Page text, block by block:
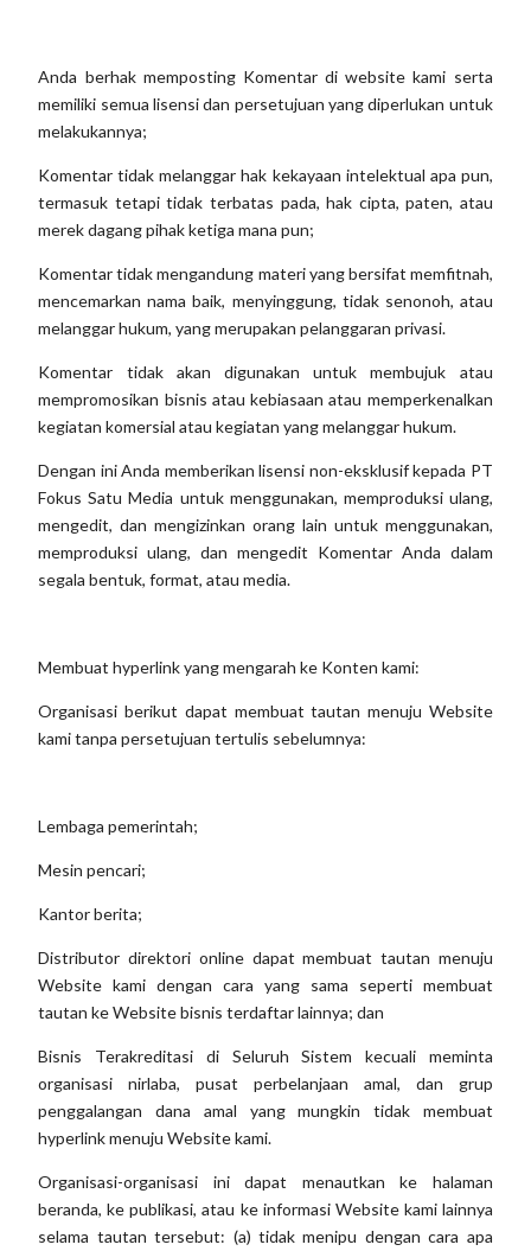
Anda berhak memposting Komentar di website kami serta
memiliki semua lisensi dan persetujuan yang diperlukan untuk
melakukannya;
Komentar tidak melanggar hak kekayaan intelektual apa pun,
termasuk tetapi tidak terbatas pada, hak cipta, paten, atau
merek dagang pihak ketiga mana pun;
Komentar tidak mengandung materi yang bersifat memfitnah,
mencemarkan nama baik, menyinggung, tidak senonoh, atau
melanggar hukum, yang merupakan pelanggaran privasi.
Komentar tidak akan digunakan untuk membujuk atau
mempromosikan bisnis atau kebiasaan atau memperkenalkan
kegiatan komersial atau kegiatan yang melanggar hukum.
Dengan ini Anda memberikan lisensi non-eksklusif kepada PT
Fokus Satu Media untuk menggunakan, memproduksi ulang,
mengedit, dan mengizinkan orang lain untuk menggunakan,
memproduksi ulang, dan mengedit Komentar Anda dalam
segala bentuk, format, atau media.
Membuat hyperlink yang mengarah ke Konten kami:
Organisasi berikut dapat membuat tautan menuju Website
kami tanpa persetujuan tertulis sebelumnya:
Lembaga pemerintah;
Mesin pencari;
Kantor berita;
Distributor direktori online dapat membuat tautan menuju
Website kami dengan cara yang sama seperti membuat
tautan ke Website bisnis terdaftar lainnya; dan
Bisnis Terakreditasi di Seluruh Sistem kecuali meminta
organisasi nirlaba, pusat perbelanjaan amal, dan grup
penggalangan dana amal yang mungkin tidak membuat
hyperlink menuju Website kami.
Organisasi-organisasi ini dapat menautkan ke halaman
beranda, ke publikasi, atau ke informasi Website kami lainnya
selama tautan tersebut: (a) tidak menipu dengan cara apa